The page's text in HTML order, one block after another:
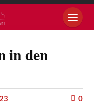
in den
0